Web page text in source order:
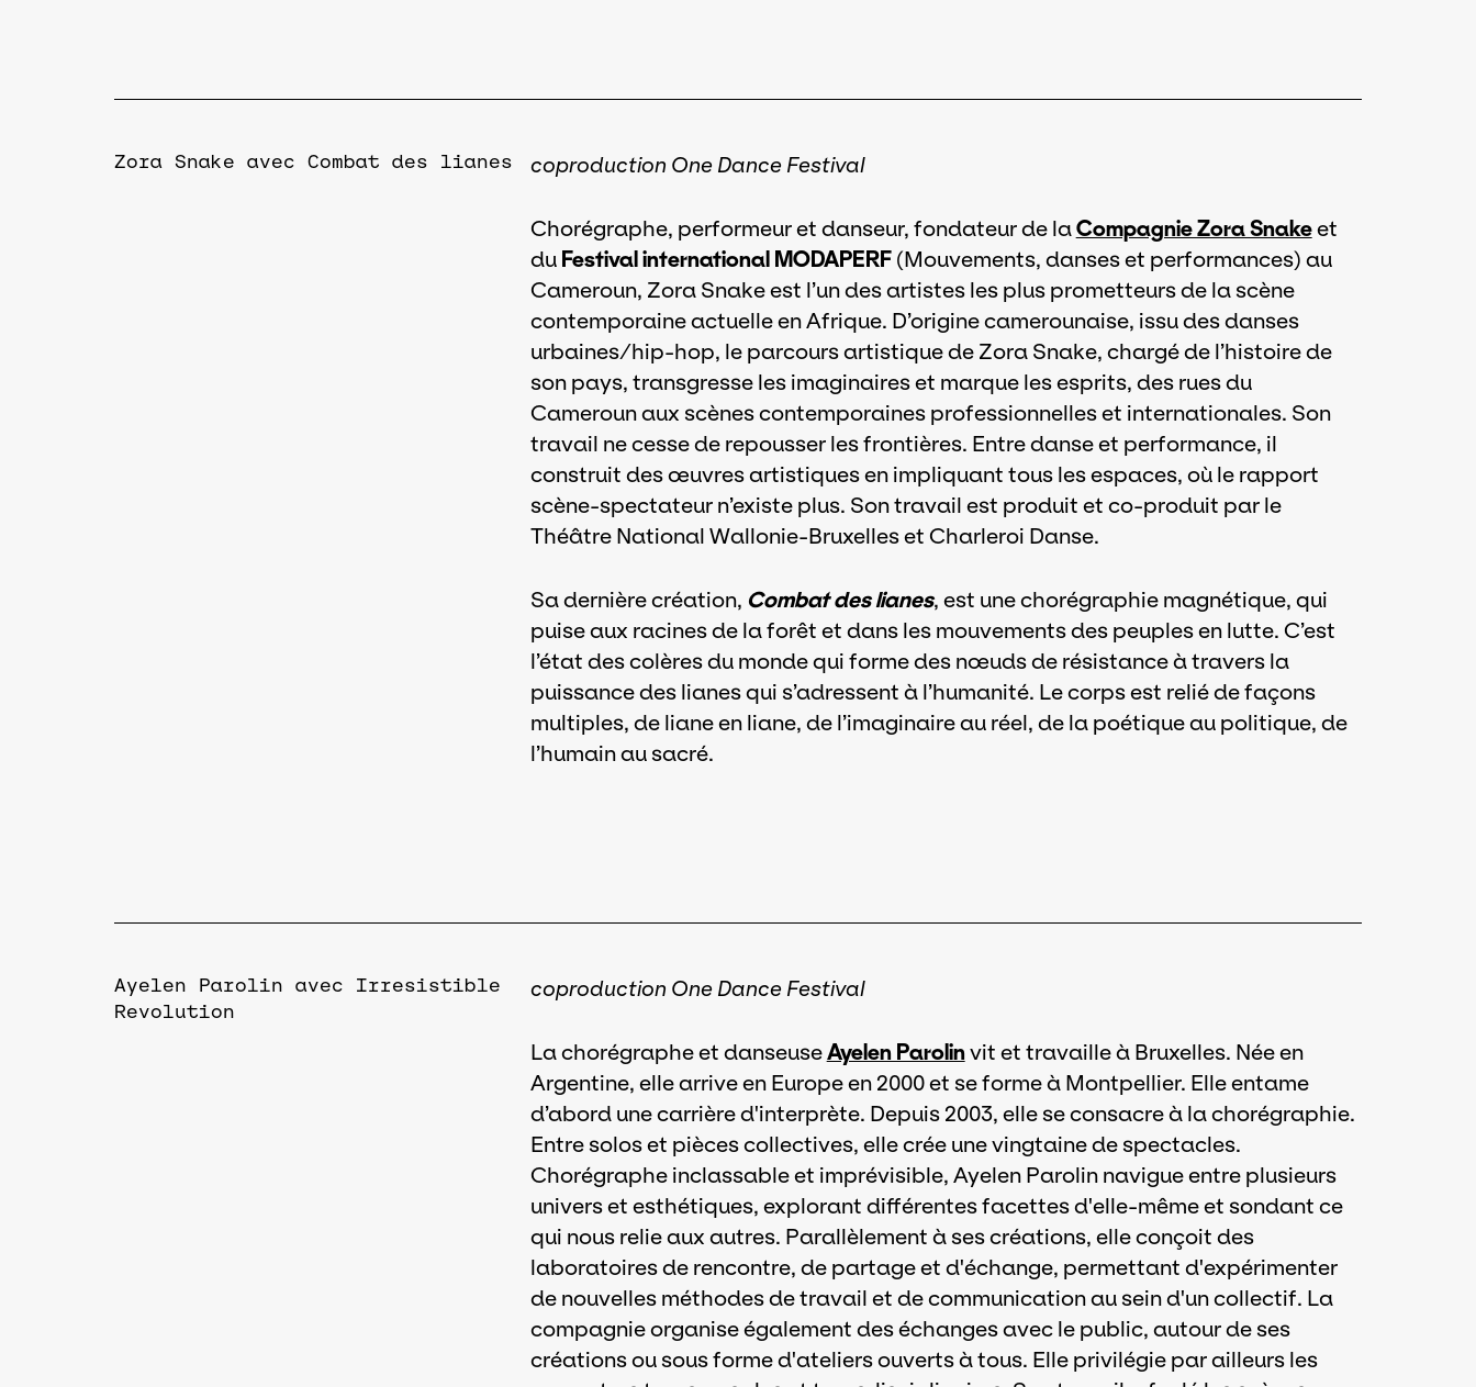
Zora Snake avec Combat des lianes coproduction One Dance Festival
Chorégraphe, performeur et danseur, fondateur de laCompagnie Zora Snakeet
du Festival international MODAPERF(Mouvements, danses et performances) au
Cameroun, Zora Snake est l’un des artistes les plus prometteurs de la scène
contemporaine actuelle en Afrique. D’origine camerounaise, issu des danses
urbaines/hip-hop, le parcours artistique de Zora Snake, chargé de l’histoire de
son pays, transgresse les imaginaires et marque les esprits, des rues du
Cameroun aux scènes contemporaines professionnelles et internationales. Son
travail ne cesse de repousser les frontières. Entre danse et performance, il
construit des œuvres artistiques en impliquant tous les espaces, où le rapport
scène-spectateur n’existe plus. Son travail est produit et co-produit par le
Théâtre National Wallonie-Bruxelles et Charleroi Danse.
Sa dernière création, Combat des lianes, est une chorégraphie magnétique, qui
puise aux racines de la forêt et dans les mouvements des peuples en lutte. C’est
l’état des colères du monde qui forme des nœuds de résistance à travers la
puissance des lianes qui s’adressent à l’humanité. Le corps est relié de façons
multiples, de liane en liane, de l’imaginaire au réel, de la poétique au politique, de
l’humain au sacré.
Ayelen Parolin avec Irresistible
Revolution
coproduction One Dance Festival
La chorégraphe et danseuseAyelen Parolinvit et travaille à Bruxelles. Née en
Argentine, elle arrive en Europe en 2000 et se forme à Montpellier. Elle entame
d’abord une carrière d'interprète. Depuis 2003, elle se consacre à la chorégraphie.
Entre solos et pièces collectives, elle crée une vingtaine de spectacles.
Chorégraphe inclassable et imprévisible, Ayelen Parolin navigue entre plusieurs
univers et esthétiques, explorant différentes facettes d'elle-même et sondant ce
qui nous relie aux autres. Parallèlement à ses créations, elle conçoit des
laboratoires de rencontre, de partage et d'échange, permettant d'expérimenter
de nouvelles méthodes de travail et de communication au sein d'un collectif. La
compagnie organise également des échanges avec le public, autour de ses
créations ou sous forme d'ateliers ouverts à tous. Elle privilégie par ailleurs les